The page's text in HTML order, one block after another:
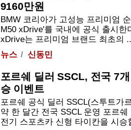
9160만원
BMW 코리아가 고성능 프리미엄
M50 xDrive'를 국내에 공식 출시한
xDrive는 프리미엄 브랜드 최초의
뉴스
신동민
포르쉐 딜러 SSCL, 전국 7
승 이벤트
포르쉐 공식 딜러 SSCL(스투트가
약 한 달간 전국 SSCL 운영 포르
전기 스포츠카 신형 타이칸을 시